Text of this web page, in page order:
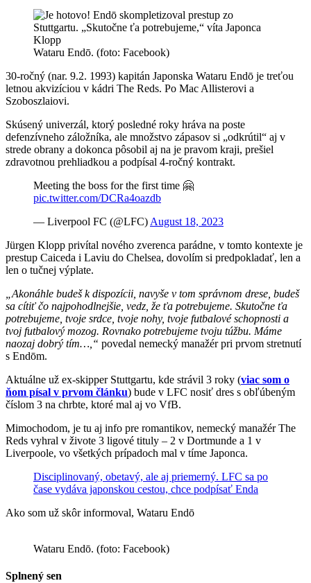
Wataru Endō. (foto: Facebook)
30-ročný (nar. 9.2. 1993) kapitán Japonska Wataru Endō je treťou
letnou akvizíciou v kádri The Reds. Po Mac Allisterovi a
Szoboszlaiovi.
Skúsený univerzál, ktorý posledné roky hráva na poste
defenzívneho záložníka, ale množstvo zápasov si „odkrútil“ aj v
strede obrany a dokonca pôsobil aj na je pravom kraji, prešiel
zdravotnou prehliadkou a podpísal 4-ročný kontrakt.
Meeting the boss for the first time 🤗
pic.twitter.com/DCRa4oazdb
— Liverpool FC (@LFC) August 18, 2023
Jürgen Klopp privítal nového zverenca parádne, v tomto kontexte je
prestup Caiceda i Laviu do Chelsea, dovolím si predpokladať, len a
len o tučnej výplate.
„Akonáhle budeš k dispozícii, navyše v tom správnom drese, budeš
sa cítiť čo najpohodlnejšie, vedz, že ťa potrebujeme. Skutočne ťa
potrebujeme, tvoje srdce, tvoje nohy, tvoje futbalové schopnosti a
tvoj futbalový mozog. Rovnako potrebujeme tvoju túžbu. Máme
naozaj dobrý tím…,“ povedal nemecký manažér pri prvom stretnutí
s Endōm.
Aktuálne už ex-skipper Stuttgartu, kde strávil 3 roky (viac som o
ňom písal v prvom článku) bude v LFC nosiť dres s obľúbeným
číslom 3 na chrbte, ktoré mal aj vo VfB.
Mimochodom, je tu aj info pre romantikov, nemecký manažér The
Reds vyhral v živote 3 ligové tituly – 2 v Dortmunde a 1 v
Liverpoole, vo všetkých prípadoch mal v tíme Japonca.
Disciplinovaný, obetavý, ale aj priemerný. LFC sa po
čase vydáva japonskou cestou, chce podpísať Enda
Ako som už skôr informoval, Wataru Endō
Wataru Endō. (foto: Facebook)
Splnený sen